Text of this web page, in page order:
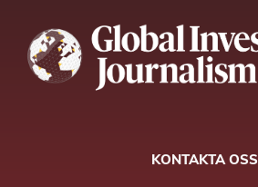
KONTAKTA OSS